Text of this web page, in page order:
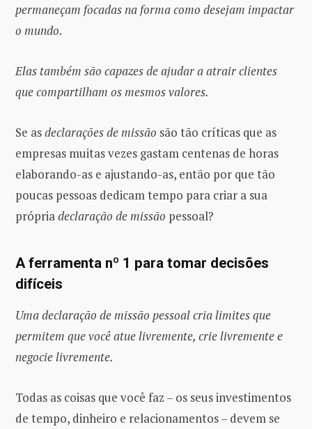
permaneçam focadas na forma como desejam impactar
o mundo.
Elas também são capazes de ajudar a atrair clientes
que compartilham os mesmos valores.
Se asdeclarações de missão são tão críticas que as
empresas muitas vezes gastam centenas de horas
elaborando-as e ajustando-as, então por que tão
poucas pessoas dedicam tempo para criar a sua
própriadeclaração de missão pessoal?
A ferramenta nº 1 para tomar decisões
difíceis
Uma declaração de missão pessoal cria limitesque
permitem que você atue livremente, crie livremente e
negocie livremente.
Todas as coisas que você faz – os seus investimentos
de tempo, dinheiro e relacionamentos – devem se